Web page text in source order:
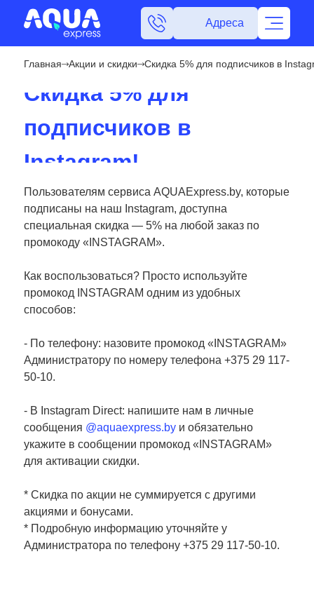
Адреса
Главная Акции и скидки Скидка 5% для подписчиков в
Скидка 5% для
подписчиков в
Instagram!
Пользователям сервиса AQUAExpress.by, которые
подписаны на наш Instagram, доступна
специальная скидка — 5% на любой заказ по
промокоду «INSTAGRAM».
Как воспользоваться? Просто используйте
промокод INSTAGRAM одним из удобных
способов:
- По телефону: назовите промокод «INSTAGRAM»
Администратору по номеру телефона +375 29 117-
50-10.
- В Instagram Direct: напишите нам в личные
сообщения @aquaexpress.by и обязательно
укажите в сообщении промокод «INSTAGRAM»
для активации скидки.
* Скидка по акции не суммируется с другими
акциями и бонусами.
* Подробную информацию уточняйте у
Администратора по телефону +375 29 117-50-10.